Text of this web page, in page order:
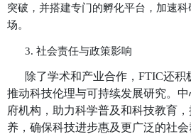
FTIC与麻省理工学院（
界知名高校和科研机构携手开
室，促进研究设备、数据资源
学术交流，通过全球人才培养